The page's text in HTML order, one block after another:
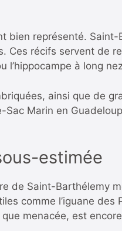
bien représenté.
Ces récifs servent de
l’hippocampe à long
ainsi que de
Marin en
estimée
Saint-Barthélemy
comme l’iguane des
menacée, est